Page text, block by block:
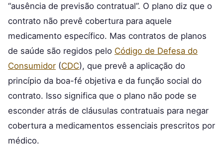
“ausência de previsão contratual”. O plano diz que o
contrato não prevê cobertura para aquele
medicamento específico. Mas contratos de planos
de saúde são regidos pelo Código de Defesa do
Consumidor (CDC), que prevê a aplicação do
princípio da boa-fé objetiva e da função social do
contrato. Isso significa que o plano não pode se
esconder atrás de cláusulas contratuais para negar
cobertura a medicamentos essenciais prescritos por
médico.